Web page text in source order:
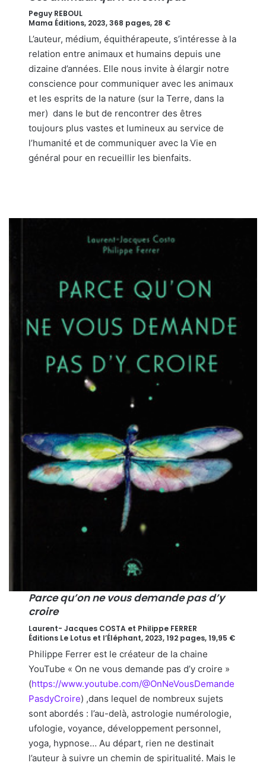
Peguy REBOUL
Mama Éditions, 2023, 368 pages, 28 €
L’auteur, médium, équithérapeute, s’intéresse à la
relation entre animaux et humains depuis une
dizaine d’années. Elle nous invite à élargir notre
conscience pour communiquer avec les animaux
et les esprits de la nature (sur la Terre, dans la
mer) dans le but de rencontrer des êtres
toujours plus vastes et lumineux au service de
l’humanité et de communiquer avec la Vie en
général pour en recueillir les bienfaits.
Parce qu’on ne vous demande pas d’y
croire
Laurent- Jacques COSTA et Philippe FERRER
Éditions Le Lotus et l’Éléphant, 2023, 192 pages, 19,95 €
Philippe Ferrer est le créateur de la chaine
YouTube « On ne vous demande pas d’y croire »
(https://www.youtube.com/@OnNeVousDemande
PasdyCroire) ,dans lequel de nombreux sujets
sont abordés : l’au-delà, astrologie numérologie,
ufologie, voyance, développement personnel,
yoga, hypnose… Au départ, rien ne destinait
l’auteur à suivre un chemin de spiritualité. Mais le